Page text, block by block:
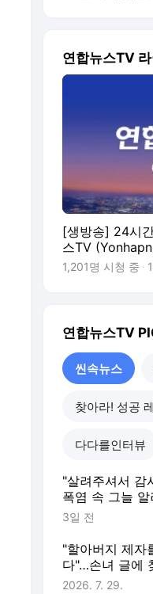
연합뉴스TV
[생방송] 24시
스TV
1,201명 시청 중
연합뉴스TV
씬속뉴스
다다를인터뷰
"살려주셔서 감
폭염 속 그늘 알
실존 [씬속뉴스]
3일 전
"할아버지 제자
다"…손녀 글에
적같은 일 [씬속
2026. 7. 29.